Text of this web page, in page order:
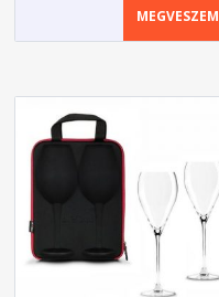
MEGVESZEM